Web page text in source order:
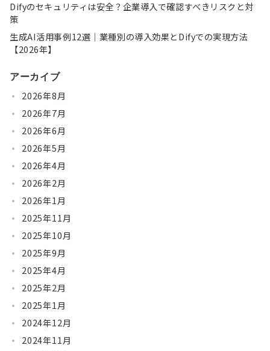
Difyのセキュリティは安全？企業導入で確認すべきリスクと対
策
生成AI活用事例12選｜業種別の導入効果とDifyでの実現方法
【2026年】
アーカイブ
2026年8月
2026年7月
2026年6月
2026年5月
2026年4月
2026年2月
2026年1月
2025年11月
2025年10月
2025年9月
2025年4月
2025年2月
2025年1月
2024年12月
2024年11月